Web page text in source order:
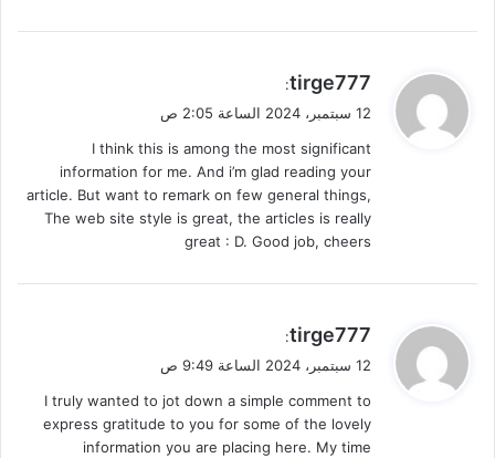
ي
ق
ل
tirge777
:
12 سبتمبر، 2024 الساعة 2:05 ص
I think this is among the most significant
information for me. And i’m glad reading your
article. But want to remark on few general things,
The web site style is great, the articles is really
great : D. Good job, cheers
ي
ق
ل
tirge777
:
12 سبتمبر، 2024 الساعة 9:49 ص
I truly wanted to jot down a simple comment to
express gratitude to you for some of the lovely
information you are placing here. My time